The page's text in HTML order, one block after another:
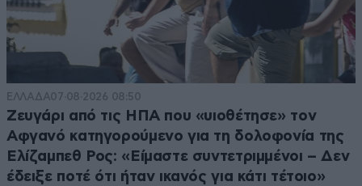
ΕΛΛΑΔΑ07·08·2026 08:50
Ζευγάρι από τις ΗΠΑ που «υιοθέτησε» τον
Αφγανό κατηγορούμενο για τη δολοφονία της
Ελίζαμπεθ Ρος: «Είμαστε συντετριμμένοι – Δεν
έδειξε ποτέ ότι ήταν ικανός για κάτι τέτοιο»